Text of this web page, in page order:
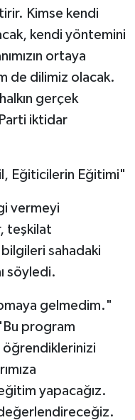
Kimse kendi
kendi yöntemini
ortaya
de dilimiz olacak.
gerçek
iktidar
Eğiticilerin Eğitimi"
vermeyi
teşkilat
sahadaki
söyledi.
gelmedim."
program
yapacağız.
değerlendireceğiz.